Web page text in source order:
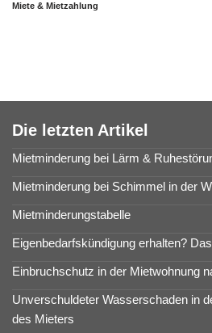
Miete & Mietzahlung
Die letzten Artikel
Mietminderung bei Lärm &
Mietminderung bei Schimmel in der
Mietminderungstabelle
Eigenbedarfskündigung erhalten?
Einbruchschutz in der Mietwohnung
Unverschuldeter Wasserschaden in
des Mieters